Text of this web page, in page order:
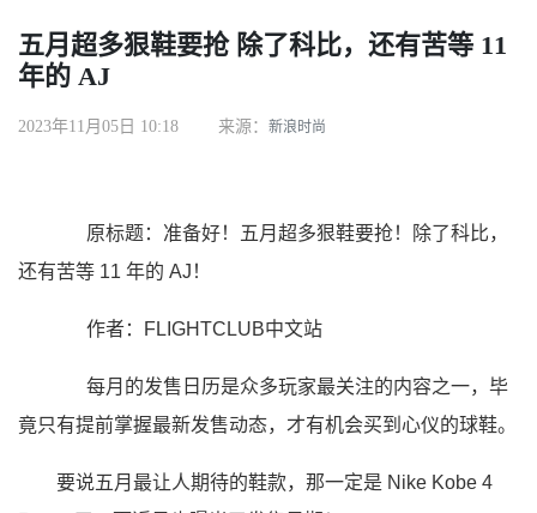
五月超多狠鞋要抢 除了科比，还有苦等 11
年的 AJ
2023年11月05日 10:18 来源： 新浪时尚
原标题：准备好！五月超多狠鞋要抢！除了科比，
还有苦等 11 年的 AJ！
作者：FLIGHTCLUB中文站
每月的发售日历是众多玩家最关注的内容之一，毕
竟只有提前掌握最新发售动态，才有机会买到心仪的球鞋。
要说五月最让人期待的鞋款，那一定是 Nike Kobe 4